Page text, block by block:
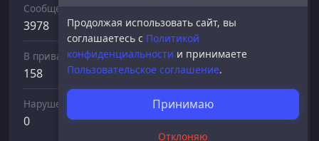
Сообщений отправлено
3978
В приват
158
Нарушений
0
Продолжая использовать сайт, вы
соглашаетесь с Политикой
конфиденциальности и принимаете
Пользовательское соглашение.
Принимаю
Отклоняю